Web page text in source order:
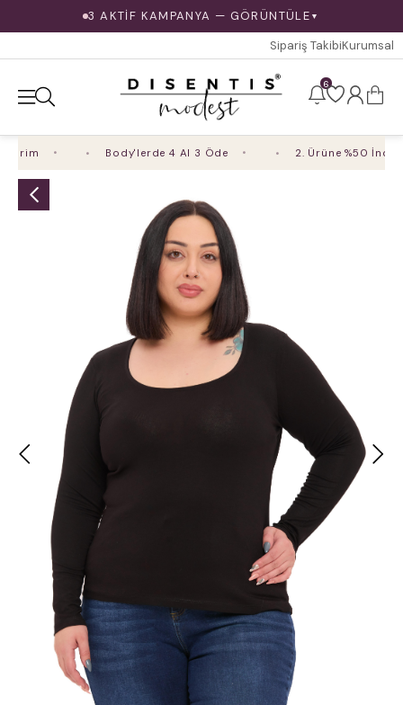
3 AKTİF KAMPANYA — GÖRÜNTÜLE ▼
Sipariş TakibiKurumsal
6
Body'lerde 4 Al 3 Öde 2. Ürüne %50 İndirim